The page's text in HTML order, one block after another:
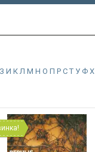
З И К Л М Н О П Р С Т У Ф Х